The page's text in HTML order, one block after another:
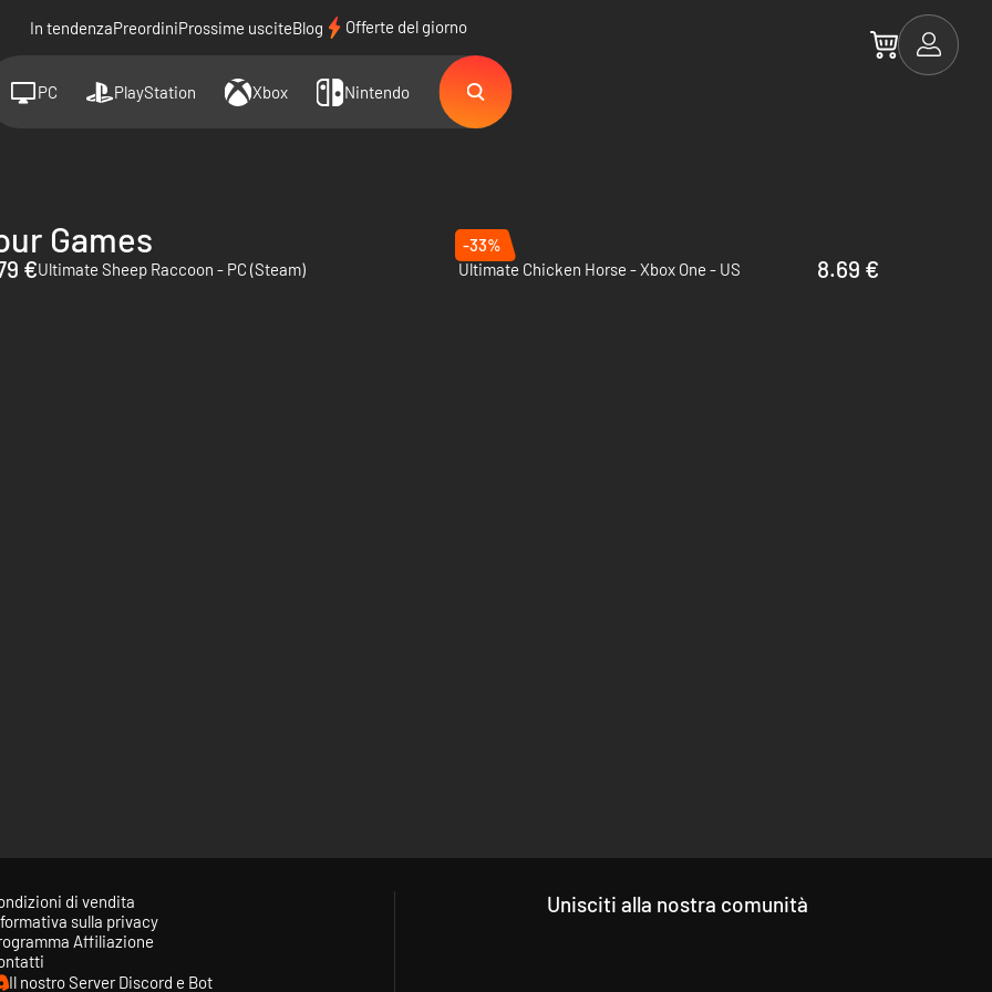
In tendenzaPreordiniProssime usciteBlog Offerte del giorno
PC PlayStation Xbox Nintendo
Games
€Ultimate Sheep Raccoon - PC (Steam)
-33%
Ultimate Chicken Horse - Xbox One - US
8.69 €
di vendita
sulla privacy
Affiliazione
Il nostro Server Discord e Bot
Unisciti alla nostra comunità